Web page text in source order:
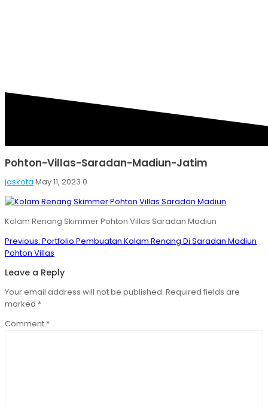
Pohton-Villas-Saradan-Madiun-Jatim
jaskota May 11, 2023 0
Kolam Renang Skimmer Pohton Villas Saradan Madiun
Post
navigation
Previous: Previous
post:
Portfolio Pembuatan Kolam Renang Di Saradan Madiun
Pohton Villas
Leave a Reply
Your email address will not be published. Required fields are
marked *
Comment *